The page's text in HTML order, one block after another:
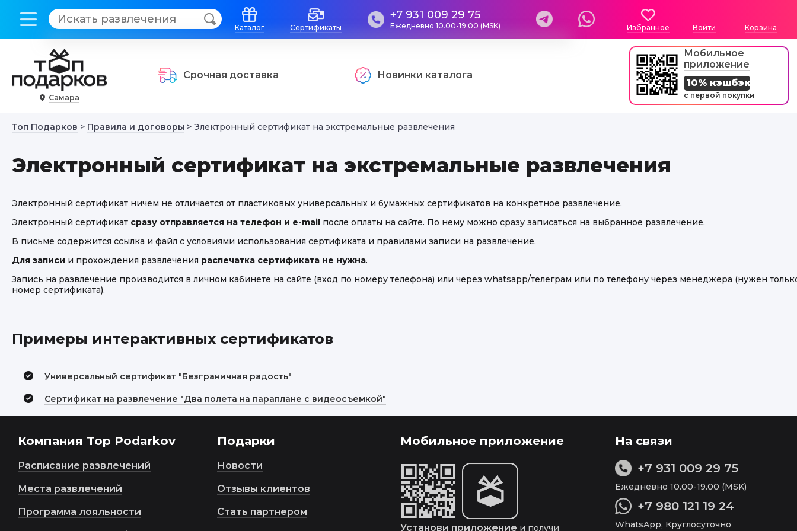
Каталог Сертификаты
+7 931 009 29 75
Ежедневно 10.00-19.00 (MSK) Избранное Войти Корзина
Самара
Срочная доставка Новинки каталога
Мобильное
приложение
10% кэшбэк
с первой покупки
Топ Подарков > Правила и договоры > Электронный сертификат на экстремальные развлечения
Электронный сертификат на экстремальные развлечения
Электронный сертификат ничем не отличается от пластиковых универсальных и бумажных сертификатов на конкретное развлечение.
Электронный сертификат сразу отправляется на телефон и e-mail после оплаты на сайте. По нему можно сразу записаться на выбранное развлечение.
В письме содержится ссылка и файл с условиями использования сертификата и правилами записи на развлечение.
Для записи и прохождения развлечения распечатка сертификата не нужна.
Запись на развлечение производится в личном кабинете на сайте (вход по номеру телефона) или через whatsapp/телеграм или по телефону через менеджера (нужен
номер сертификата).
Примеры интерактивных сертификатов
Универсальный сертификат "Безграничная радость"
Сертификат на развлечение "Два полета на параплане с видеосъемкой"
Компания Top Podarkov
Расписание развлечений
Места развлечений
Программа лояльности
Подарки
Новости
Отзывы клиентов
Стать партнером
Мобильное приложение
Установи приложение и получи
На связи
+7 931 009 29 75
Ежедневно 10.00-19.00 (MSK)
+7 980 121 19 24
WhatsApp, Круглосуточно